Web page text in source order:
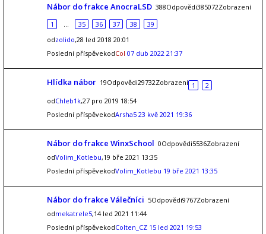
Nábor do frakce AnocraLSD 388Odpovědi385072Zobrazení
1
… 35 36 37 38
39
odzolido,28 led 2018 20:01
Poslední příspěvekodCol 07 dub 2022 21:37
Hlídka nábor 19Odpovědi29732Zobrazení 1
2
odChleb1k,27 pro 2019 18:54
Poslední příspěvekodArsha5 23 kvě 2021 19:36
Nábor do frakce WinxSchool 0Odpovědi5536Zobrazení
odVolim_Kotlebu,19 bře 2021 13:35
Poslední příspěvekodVolim_Kotlebu 19 bře 2021 13:35
Nábor do frakce Válečníci 5Odpovědi9767Zobrazení
odmekatrele5,14 led 2021 11:44
Poslední příspěvekodColten_CZ 15 led 2021 19:53